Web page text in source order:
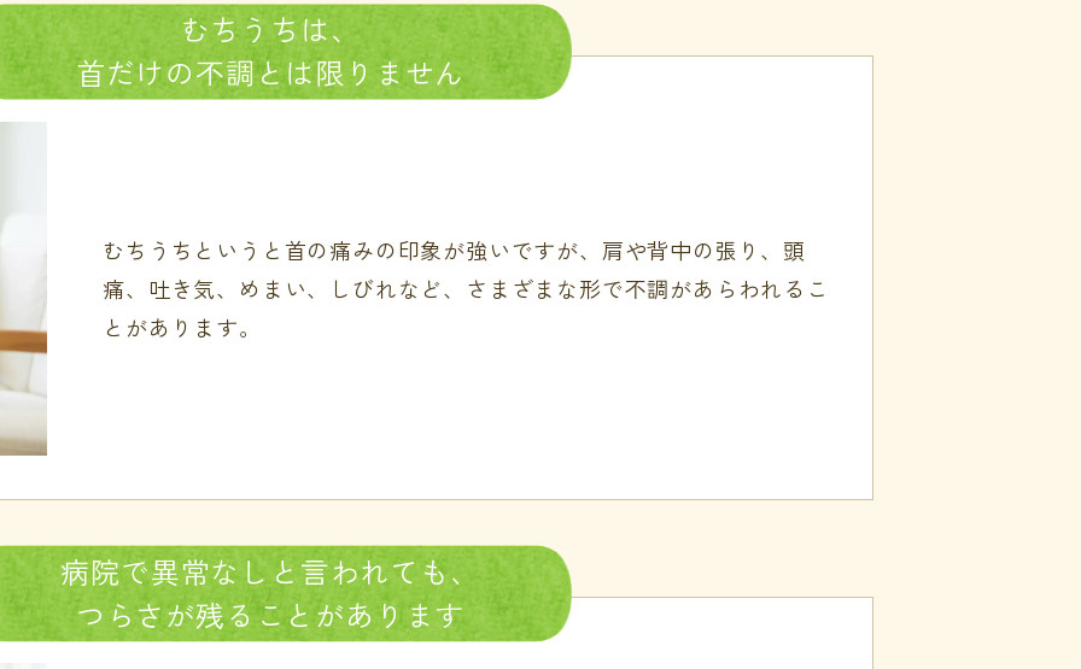
むちうちは、
首だけの不調とは限りません
むちうちというと首の痛みの印象が強いですが、肩や背中の張り、頭
痛、吐き気、めまい、しびれなど、さまざまな形で不調があらわれるこ
とがあります。
病院で異常なしと言われても、
つらさが残ることがあります